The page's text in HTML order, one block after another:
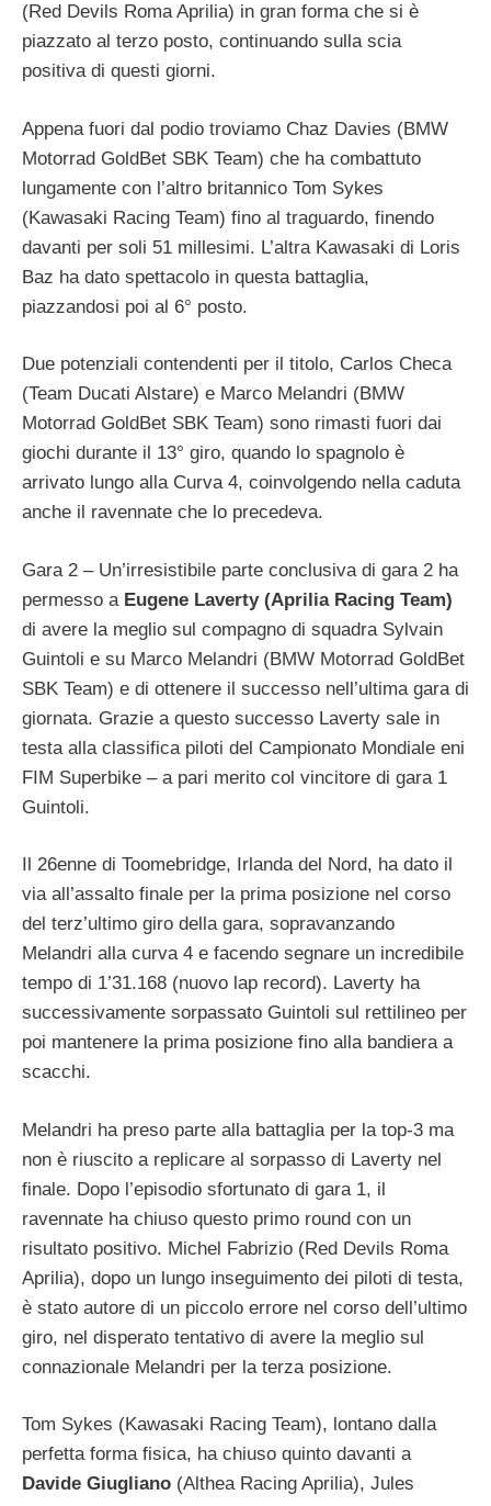
(Red Devils Roma Aprilia) in gran forma che si è
piazzato al terzo posto, continuando sulla scia
positiva di questi giorni.
Appena fuori dal podio troviamo Chaz Davies (BMW
Motorrad GoldBet SBK Team) che ha combattuto
lungamente con l’altro britannico Tom Sykes
(Kawasaki Racing Team) fino al traguardo, finendo
davanti per soli 51 millesimi. L’altra Kawasaki di Loris
Baz ha dato spettacolo in questa battaglia,
piazzandosi poi al 6° posto.
Due potenziali contendenti per il titolo, Carlos Checa
(Team Ducati Alstare) e Marco Melandri (BMW
Motorrad GoldBet SBK Team) sono rimasti fuori dai
giochi durante il 13° giro, quando lo spagnolo è
arrivato lungo alla Curva 4, coinvolgendo nella caduta
anche il ravennate che lo precedeva.
Gara 2 – Un’irresistibile parte conclusiva di gara 2 ha
permesso a Eugene Laverty (Aprilia Racing Team)
di avere la meglio sul compagno di squadra Sylvain
Guintoli e su Marco Melandri (BMW Motorrad GoldBet
SBK Team) e di ottenere il successo nell’ultima gara di
giornata. Grazie a questo successo Laverty sale in
testa alla classifica piloti del Campionato Mondiale eni
FIM Superbike – a pari merito col vincitore di gara 1
Guintoli.
Il 26enne di Toomebridge, Irlanda del Nord, ha dato il
via all’assalto finale per la prima posizione nel corso
del terz’ultimo giro della gara, sopravanzando
Melandri alla curva 4 e facendo segnare un incredibile
tempo di 1’31.168 (nuovo lap record). Laverty ha
successivamente sorpassato Guintoli sul rettilineo per
poi mantenere la prima posizione fino alla bandiera a
scacchi.
Melandri ha preso parte alla battaglia per la top-3 ma
non è riuscito a replicare al sorpasso di Laverty nel
finale. Dopo l’episodio sfortunato di gara 1, il
ravennate ha chiuso questo primo round con un
risultato positivo. Michel Fabrizio (Red Devils Roma
Aprilia), dopo un lungo inseguimento dei piloti di testa,
è stato autore di un piccolo errore nel corso dell’ultimo
giro, nel disperato tentativo di avere la meglio sul
connazionale Melandri per la terza posizione.
Tom Sykes (Kawasaki Racing Team), lontano dalla
perfetta forma fisica, ha chiuso quinto davanti a
Davide Giugliano (Althea Racing Aprilia), Jules